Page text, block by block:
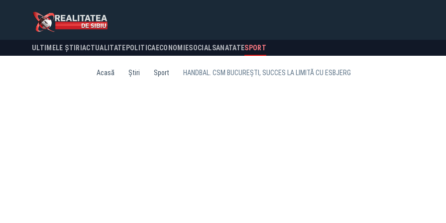
ULTIMELE ȘTIRI ACTUALITATE POLITICA ECONOMIESOCIALSANATATESPORT
Acasă Știri Sport HANDBAL. CSM BUCUREȘTI, SUCCES LA LIMITĂ CU ESBJERG